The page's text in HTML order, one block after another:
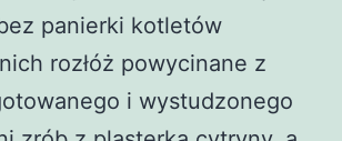
panierki kotletów
rozłóż powycinane z
i wystudzonego